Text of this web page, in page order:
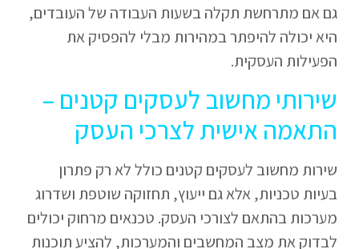
גם אם מתרחשת תקלה בשעות העבודה של העובדים,
היא יכולה להיפתר במהירות מבלי להפסיק את
הפעילות העסקית.
שירותי מחשוב לעסקים קטנים –
התאמה אישית לצרכי העסק
שירות מחשוב לעסקים קטנים כולל לא רק פתרון
בעיות טכניות, אלא גם ייעוץ, תחזוקה שוטפת ושדרוג
מערכות בהתאם לצורכי העסק. טכנאים מרחוק יכולים
לבדוק את מצב המחשבים והמערכות, להציע תוכנות